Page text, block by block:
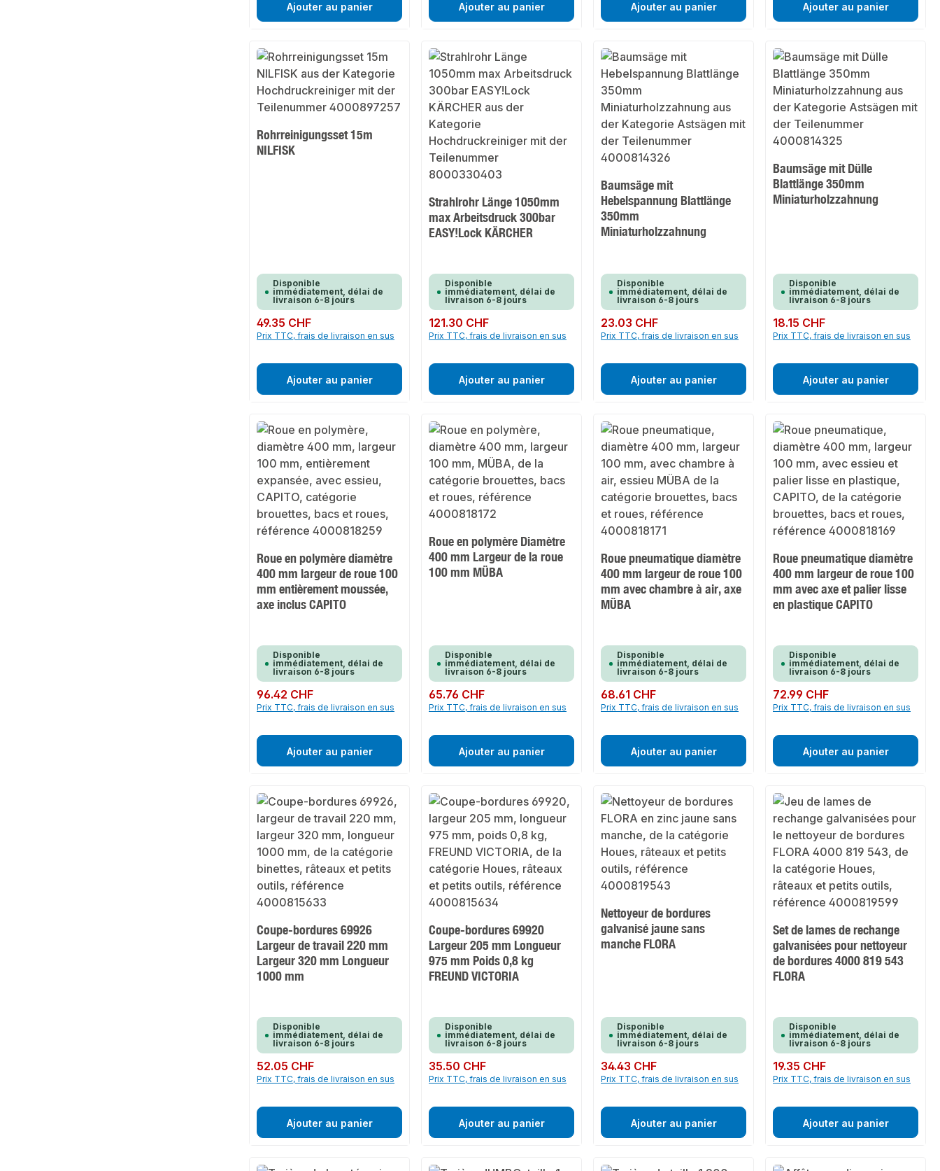
Ajouter au panier Ajouter au panier Ajouter au panier Ajouter au panier
Rohrreinigungsset 15m
NILFISK
Disponible
immédiatement, délai de
livraison 6-8 jours
Prix régulier :
49.35 CHF
Prix TTC, frais de livraison en sus
Ajouter au panier
Strahlrohr Länge 1050mm
max Arbeitsdruck 300bar
EASY!Lock KÄRCHER
Disponible
immédiatement, délai de
livraison 6-8 jours
Prix régulier :
121.30 CHF
Prix TTC, frais de livraison en sus
Ajouter au panier
Baumsäge mit
Hebelspannung Blattlänge
350mm
Miniaturholzzahnung
Disponible
immédiatement, délai de
livraison 6-8 jours
Prix régulier :
23.03 CHF
Prix TTC, frais de livraison en sus
Ajouter au panier
Baumsäge mit Dülle
Blattlänge 350mm
Miniaturholzzahnung
Disponible
immédiatement, délai de
livraison 6-8 jours
Prix régulier :
18.15 CHF
Prix TTC, frais de livraison en sus
Ajouter au panier
Roue en polymère diamètre
400 mm largeur de roue 100
mm entièrement moussée,
axe inclus CAPITO
Disponible
immédiatement, délai de
livraison 6-8 jours
Prix régulier :
96.42 CHF
Prix TTC, frais de livraison en sus
Ajouter au panier
Roue en polymère Diamètre
400 mm Largeur de la roue
100 mm MÜBA
Disponible
immédiatement, délai de
livraison 6-8 jours
Prix régulier :
65.76 CHF
Prix TTC, frais de livraison en sus
Ajouter au panier
Roue pneumatique diamètre
400 mm largeur de roue 100
mm avec chambre à air, axe
MÜBA
Disponible
immédiatement, délai de
livraison 6-8 jours
Prix régulier :
68.61 CHF
Prix TTC, frais de livraison en sus
Ajouter au panier
Roue pneumatique diamètre
400 mm largeur de roue 100
mm avec axe et palier lisse
en plastique CAPITO
Disponible
immédiatement, délai de
livraison 6-8 jours
Prix régulier :
72.99 CHF
Prix TTC, frais de livraison en sus
Ajouter au panier
Coupe-bordures 69926
Largeur de travail 220 mm
Largeur 320 mm Longueur
1000 mm
Disponible
immédiatement, délai de
livraison 6-8 jours
Prix régulier :
52.05 CHF
Prix TTC, frais de livraison en sus
Ajouter au panier
Coupe-bordures 69920
Largeur 205 mm Longueur
975 mm Poids 0,8 kg
FREUND VICTORIA
Disponible
immédiatement, délai de
livraison 6-8 jours
Prix régulier :
35.50 CHF
Prix TTC, frais de livraison en sus
Ajouter au panier
Nettoyeur de bordures
galvanisé jaune sans
manche FLORA
Disponible
immédiatement, délai de
livraison 6-8 jours
Prix régulier :
34.43 CHF
Prix TTC, frais de livraison en sus
Ajouter au panier
Set de lames de rechange
galvanisées pour nettoyeur
de bordures 4000 819 543
FLORA
Disponible
immédiatement, délai de
livraison 6-8 jours
Prix régulier :
19.35 CHF
Prix TTC, frais de livraison en sus
Ajouter au panier